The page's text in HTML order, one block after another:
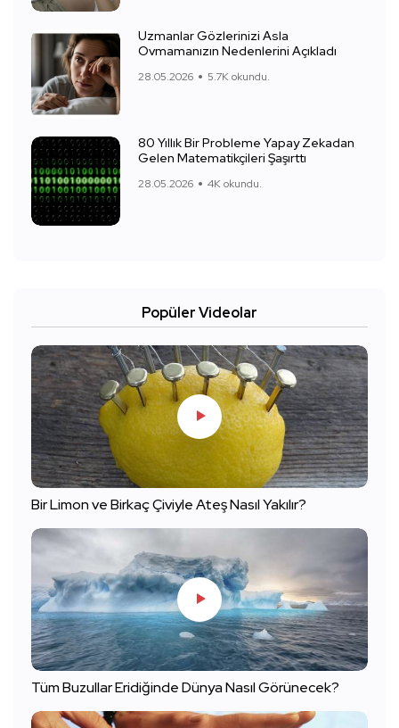
Uzmanlar Gözlerinizi Asla
Ovmamanızın Nedenlerini Açıkladı
28.05.2026 5.7K okundu.
80 Yıllık Bir Probleme Yapay Zekadan
Gelen Matematikçileri Şaşırttı
28.05.2026 4K okundu.
Popüler Videolar
Bir Limon ve Birkaç Çiviyle Ateş Nasıl Yakılır?
Tüm Buzullar Eridiğinde Dünya Nasıl Görünecek?